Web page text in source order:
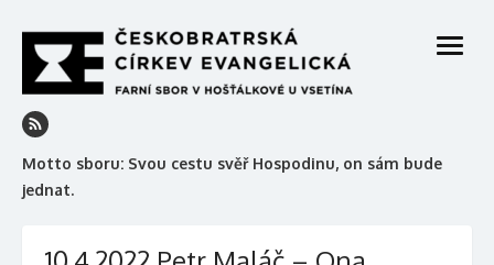
to
content
Motto sboru: Svou cestu svěř Hospodinu, on sám bude
jednat.
open